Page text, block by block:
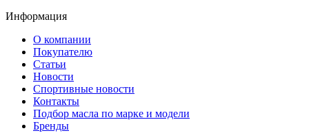
Информация
О компании
Покупателю
Статьи
Новости
Спортивные новости
Контакты
Подбор масла по марке и модели
Бренды